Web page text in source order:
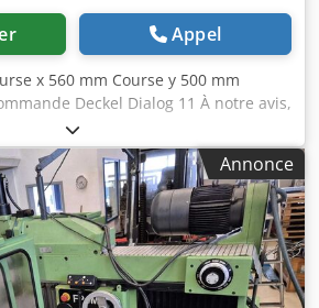
Appel
x 560 mm Course y 500 mm
Deckel Dialog 11 À notre avis,
état d’occasion et peut être vue sous
Les accessoires, outils et
illustrés ne sont inclus dans la
mentionnés dans les informations
Aozq Hk Uopnjha Sous réserve
dans les données techniques et
de vente intermédiaire !
Annonce